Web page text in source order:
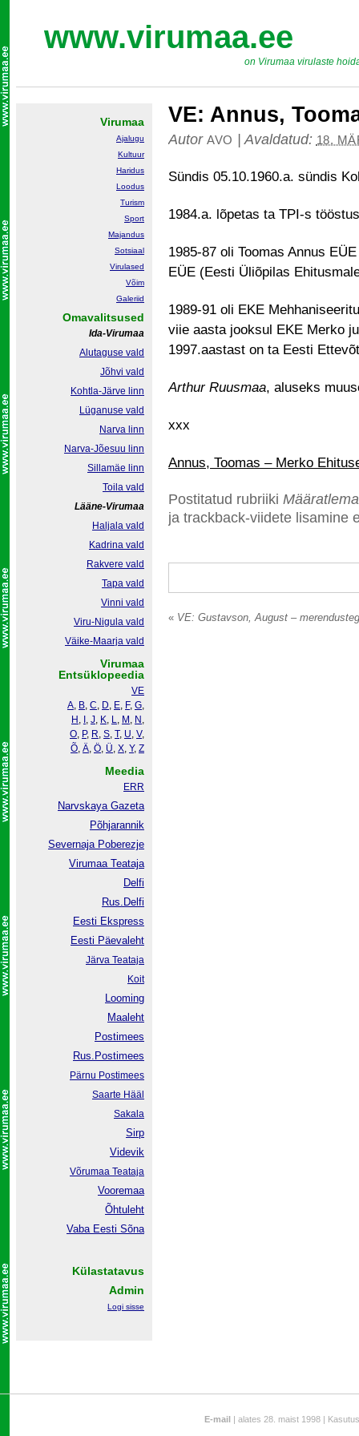
www.virumaa.ee
on Virumaa virulaste
VE: Annus,
Autor AVO |Avaldatud: 18.
Sündis 05.10.1960.a. sündis
1984.a. lõpetas ta TPI-s
1985-87 oli Toomas Annus
EÜE (Eesti Üliõpilas
1989-91 oli EKE
viie aasta jooksul EKE Merko
1997.aastast on ta Eesti
Arthur Ruusmaa, aluseks
xxx
Annus, Toomas – Merko
Postitatud rubriiki
ja trackback-viidete lisamine
« VE: Gustavson, August –
Virumaa
Ajalugu
Kultuur
Haridus
Loodus
Turism
Sport
Majandus
Sotsiaal
Virulased
Võim
Galeriid
Omavalitsused
Ida-Virumaa
Alutaguse vald
Jõhvi vald
Kohtla-Järve linn
Lüganuse vald
Narva linn
Narva-Jõesuu linn
Sillamäe linn
Toila vald
Lääne-Virumaa
Haljala vald
Kadrina vald
Rakvere vald
Tapa vald
Vinni vald
Viru-Nigula vald
Väike-Maarja vald
Virumaa
Entsüklopeedia
VE
A, B, C, D, E, F, G,
H , , J, K, L, M , N ,
O, P, R, S, T, U, V,
Õ, Ä, Ö, Ü, X, Y, Z
Meedia
ERR
Narvskaya Gazeta
Põhjarannik
Severnaja Poberezje
Virumaa Teataja
Delfi
Rus.Delfi
Eesti Ekspress
Eesti Päevaleht
Järva Teataja
Koit
Looming
Maaleht
Postimees
Rus.Postimees
Pärnu Postimees
Saarte Hääl
Sakala
Sirp
Videvik
Võrumaa Teataja
Vooremaa
Õhtuleht
Vaba Eesti Sõna
Külastatavus
Admin
Logi sisse
E-mail | alates 28. maist 1998 |